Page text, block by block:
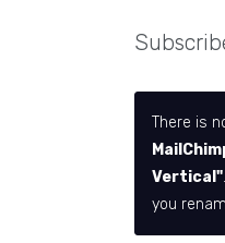
There is
Vertical"
you